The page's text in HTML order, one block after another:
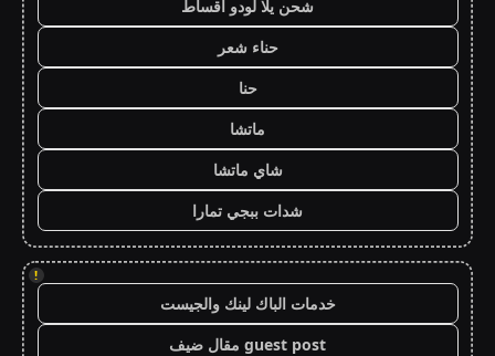
شحن يلا لودو اقساط
حناء شعر
حنا
ماتشا
شاي ماتشا
شدات ببجي تمارا
!
خدمات الباك لينك والجيست
guest post مقال ضيف